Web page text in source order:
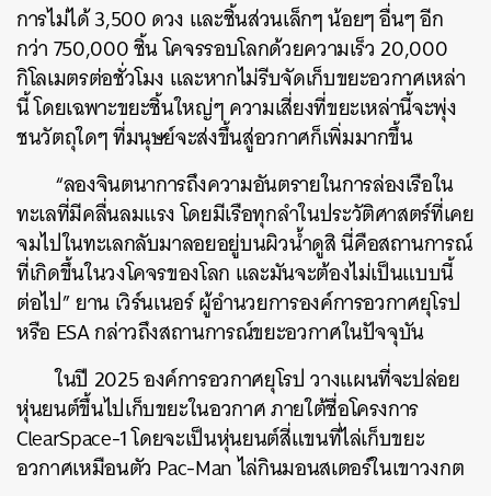
การไม่ได้3,500ดวง และชิ้นส่วนเล็กๆน้อยๆอื่นๆอีก
กว่า750,000ชิ้นโคจรรอบโลกด้วยความเร็ว 20,000
กิโลเมตรต่อชั่วโมง และหากไม่รีบจัดเก็บขยะอวกาศเหล่า
นี้โดยเฉพาะขยะชิ้นใหญ่ๆความเสี่ยงที่ขยะเหล่านี้จะพุ่ง
ชนวัตถุใดๆที่มนุษย์จะส่งขึ้นสู่อวกาศก็เพิ่มมากขึ้น
“ลองจินตนาการถึงความอันตรายในการล่องเรือใน
ทะเลที่มีคลื่นลมแรงโดยมีเรือทุกลำในประวัติศาสตร์ที่เคย
จมไปในทะเลกลับมาลอยอยู่บนผิวน้ำดูสินี่คือสถานการณ์
ที่เกิดขึ้นในวงโคจรของโลก และมันจะต้องไม่เป็นแบบนี้
ต่อไป”ยานเวิร์นเนอร์ผู้อำนวยการองค์การอวกาศยุโรป
หรือ ESAกล่าวถึงสถานการณ์ขยะอวกาศในปัจจุบัน
ในปี 2025องค์การอวกาศยุโรปวางแผนที่จะปล่อย
หุ่นยนต์ขึ้นไปเก็บขยะในอวกาศภายใต้ชื่อโครงการ
ClearSpace-1โดยจะเป็นหุ่นยนต์สี่แขนที่ไล่เก็บขยะ
อวกาศเหมือนตัว Pac-Manไล่กินมอนสเตอร์ในเขาวงกต